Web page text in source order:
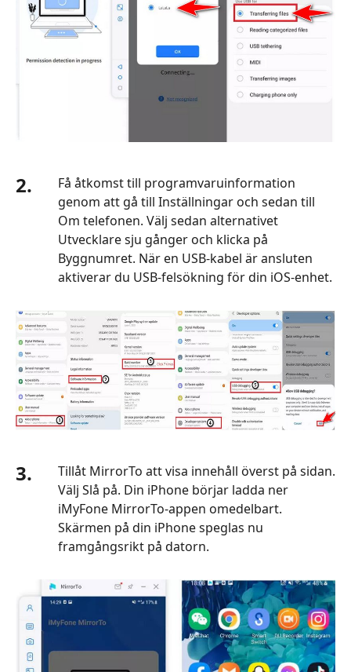
2.
Få åtkomst till programvaruinformation
genom att gå till Inställningar och sedan till
Om telefonen. Välj sedan alternativet
Utvecklare sju gånger och klicka på
Byggnumret. När en USB-kabel är ansluten
aktiverar du USB-felsökning för din iOS-enhet.
3.
Tillåt MirrorTo att visa innehåll överst på sidan.
Välj Slå på. Din iPhone börjar ladda ner
iMyFone MirrorTo-appen omedelbart.
Skärmen på din iPhone speglas nu
framgångsrikt på datorn.